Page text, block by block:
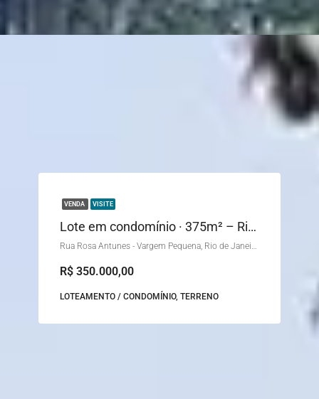
VENDA VISITE
Lote em condomínio · 375m² – Rio de Janeiro
Rua Rosa Antunes - Vargem Pequena, Rio de Janeiro - RJ, Brasil
R$ 350.000,00
LOTEAMENTO / CONDOMÍNIO, TERRENO